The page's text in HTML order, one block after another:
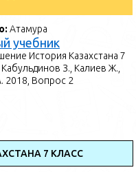
Атамура
учебник
История Казахстана 7
З., Калиев Ж.,
2018, Вопрос 2
7 КЛАСС